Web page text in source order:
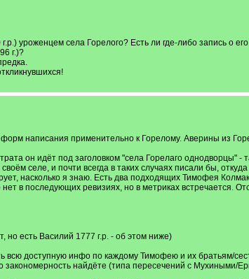
уроженцем села Горелого? Есть ли где-либо запись о
г.)?
написания применительно к Горелому. Аверины из
он идёт под заголовком "села Горелаго однодворцы" -
селе, и почти всегда в таких случаях писали бы,
насколько я знаю. Есть два подходящих Тимофея
в последующих ревизиях, но в метриках встречается.
есть Василий 1777 г.р. - об этом ниже)
всю доступную инфо по каждому Тимофею и их братьям/
закономерность найдёте (типа пересечений с Мухиными/